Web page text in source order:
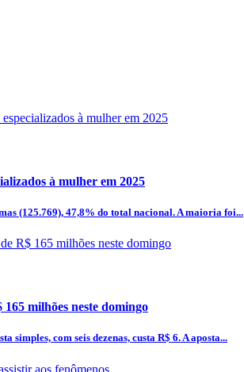
à mulher em 2025
(125.769), 47,8% do total nacional. A maioria foi...
milhões neste domingo
simples, com seis dezenas, custa R$ 6. A aposta...